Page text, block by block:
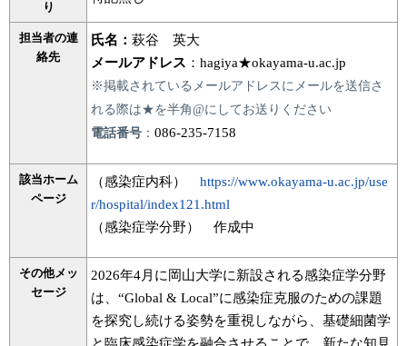
り
担当者の連
絡先
氏名： 萩谷 英大
メールアドレス ：hagiya★okayama-u.ac.jp
※掲載されているメールアドレスにメールを送信さ
れる際は★を半角@にしてお送りください
電話番号 ： 086-235-7158
該当ホーム
ページ
（感染症内科） https://www.okayama-u.ac.jp/use
r/hospital/index121.html
（感染症学分野） 作成中
その他メッ
セージ
2026年4月に岡山大学に新設される感染症学分野
は、“Global & Local”に感染症克服のための課題
を探究し続ける姿勢を重視しながら、基礎細菌学
と臨床感染症学を融合させることで、新たな知見